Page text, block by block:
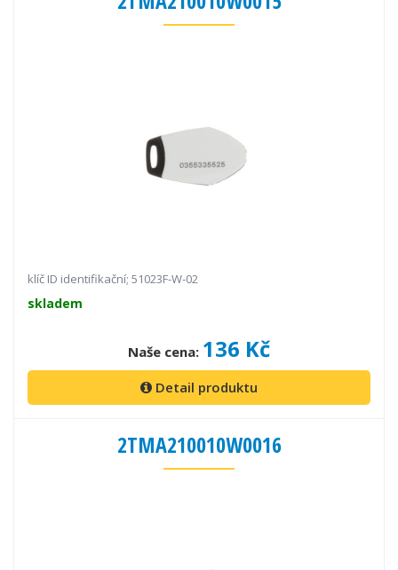
klíč ID identifikační; 51023F-W-02
skladem
Naše cena: 136 Kč
Detail produktu
2TMA210010W0016